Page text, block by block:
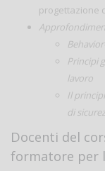
progettazione
Principi
lavoro
Il
di
Docenti del
formatore per